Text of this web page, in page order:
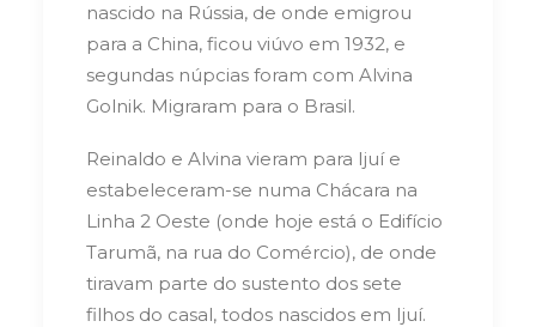
nascido na Rússia, de onde emigrou
para a China, ficou viúvo em 1932, e
segundas núpcias foram com Alvina
Golnik. Migraram para o Brasil.
Reinaldo e Alvina vieram para Ijuí e
estabeleceram-se numa Chácara na
Linha 2 Oeste (onde hoje está o Edifício
Tarumã, na rua do Comércio), de onde
tiravam parte do sustento dos sete
filhos do casal, todos nascidos em Ijuí.